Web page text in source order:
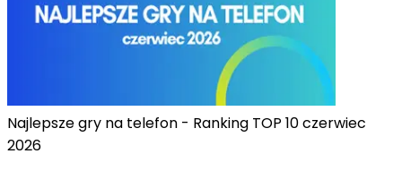
Najlepsze gry na telefon - Ranking TOP 10 czerwiec
2026